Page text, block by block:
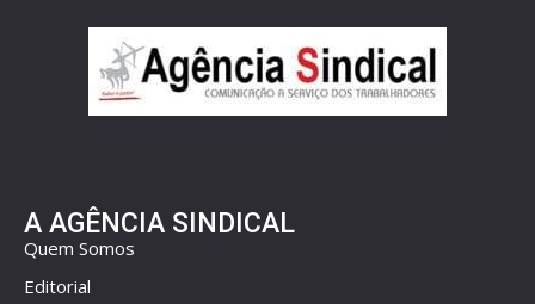
A AGÊNCIA SINDICAL
Quem Somos
Editorial